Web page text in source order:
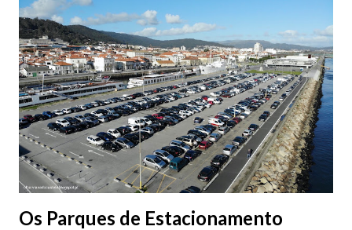
Os Parques de Estacionamento